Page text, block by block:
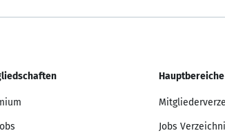
Hauptbereiche
Jobs